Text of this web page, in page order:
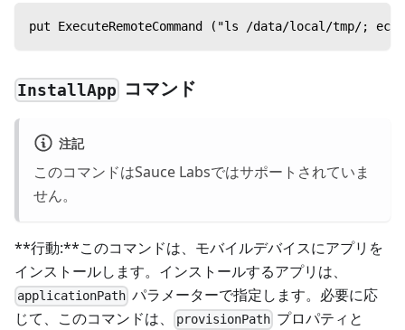
put ExecuteRemoteCommand ("ls /data/local/tmp/; echo
InstallApp コマンド
注記
このコマンドはSauce Labsではサポートされていま
せん。
**行動:**このコマンドは、モバイルデバイスにアプリを
インストールします。インストールするアプリは、
applicationPath パラメーターで指定します。必要に応
じて、このコマンドは、
provisionPath プロパティと